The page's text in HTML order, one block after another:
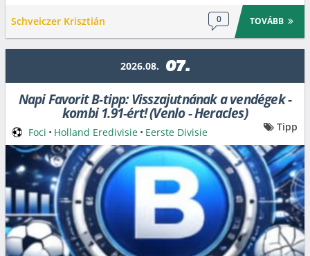
Schveiczer Krisztián 0 TOVÁBB
2026.08. 07.
Napi Favorit B-tipp: Visszajutnának a vendégek -
kombi 1.91-ért! (Venlo - Heracles)
Foci • Holland Eredivisie • Eerste Divisie Tipp